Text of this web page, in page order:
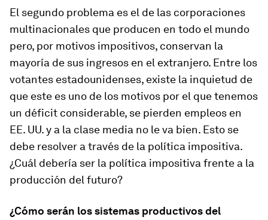
El segundo problema es el de las corporaciones
multinacionales que producen en todo el mundo
pero, por motivos impositivos, conservan la
mayoría de sus ingresos en el extranjero. Entre los
votantes estadounidenses, existe la inquietud de
que este es uno de los motivos por el que tenemos
un déficit considerable, se pierden empleos en
EE. UU. y a la clase media no le va bien. Esto se
debe resolver a través de la política impositiva.
¿Cuál debería ser la política impositiva frente a la
producción del futuro?
¿Cómo serán los sistemas productivos del